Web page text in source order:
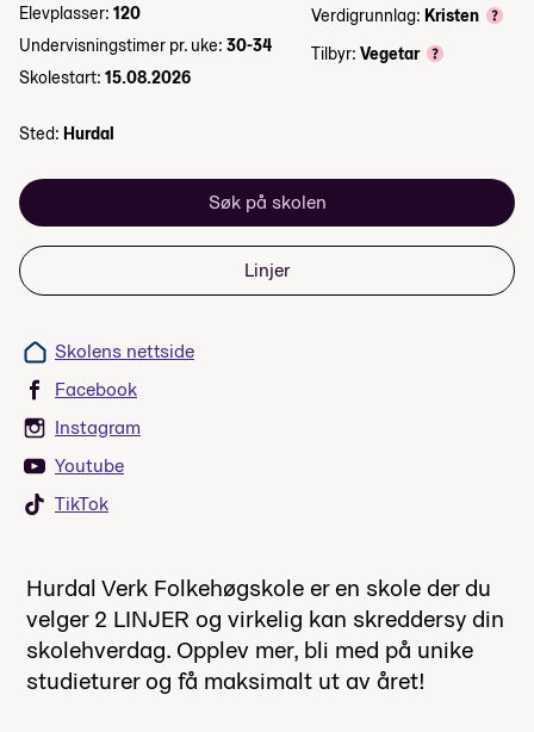
Elevplasser: 120
Undervisningstimer pr. uke: 30-34
Skolestart: 15.08.2026
Verdigrunnlag: Kristen
Tilbyr: Vegetar
Sted: Hurdal
Søk på skolen
Linjer
Skolens nettside
Facebook
Instagram
Youtube
TikTok
Hurdal Verk Folkehøgskole er en skole der du
velger 2 LINJER og virkelig kan skreddersy din
skolehverdag. Opplev mer, bli med på unike
studieturer og få maksimalt ut av året!